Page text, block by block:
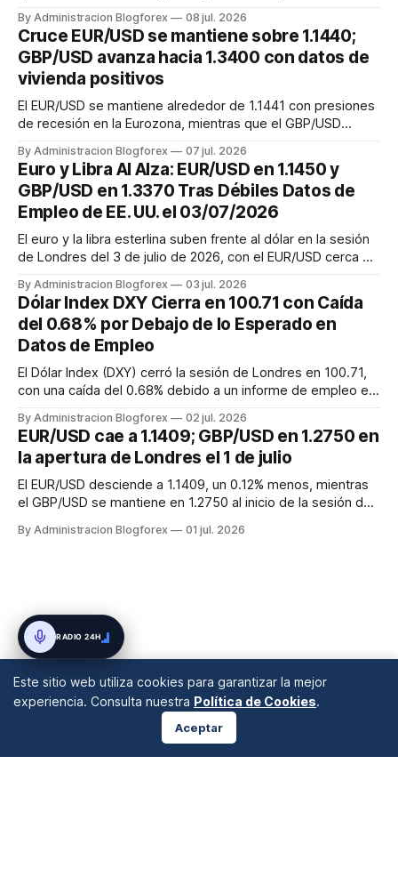
depreciación intradía pero con un soporte firme.
By Administracion Blogforex 08 jul. 2026
Cruce EUR/USD se mantiene sobre 1.1440;
GBP/USD avanza hacia 1.3400 con datos de
vivienda positivos
El EUR/USD se mantiene alrededor de 1.1441 con presiones
de recesión en la Eurozona, mientras que el GBP/USD
la recuperación del mercado inmobiliario en el Reino Unido.
By Administracion Blogforex 07 jul. 2026
Euro y Libra Al Alza: EUR/USD en 1.1450 y
GBP/USD en 1.3370 Tras Débiles Datos de
Empleo de EE. UU. el 03/07/2026
El euro y la libra esterlina suben frente al dólar en la sesión
de Londres del 3 de julio de 2026, con el EUR/USD cerca de
empleo de EE. UU. más débiles de lo esperado.
By Administracion Blogforex 03 jul. 2026
Dólar Index DXY Cierra en 100.71 con Caída
del 0.68% por Debajo de lo Esperado en
Datos de Empleo
El Dólar Index (DXY) cerró la sesión de Londres en 100.71,
con una caída del 0.68% debido a un informe de empleo en
el yen muestra volatilidad ante posibles intervenciones.
By Administracion Blogforex 02 jul. 2026
EUR/USD cae a 1.1409; GBP/USD en 1.2750 en
la apertura de Londres el 1 de julio
El EUR/USD desciende a 1.1409, un 0.12% menos, mientras
el GBP/USD se mantiene en 1.2750 al inicio de la sesión de
estadounidense y la divergencia en las políticas monetarias
By Administracion Blogforex 01 jul. 2026
Este sitio web utiliza cookies para garantizar la mejor
experiencia. Consulta nuestra Política de Cookies.
Aceptar
RADIO 24H